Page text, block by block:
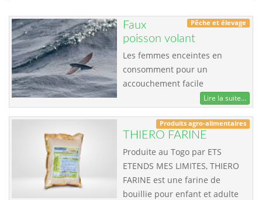
Pêche et élevage
Faux
poisson volant
Les femmes enceintes en
consomment pour un
accouchement facile
Lire la suite...
Produits agro-alimentaires
THIERO FARINE
Produite au Togo par ETS
ETENDS MES LIMITES, THIERO
FARINE est une farine de
bouillie pour enfant et adulte